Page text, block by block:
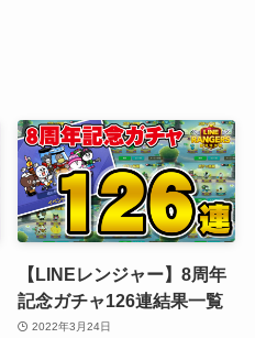
【LINEレンジャー】8周年
記念ガチャ126連結果一覧
2022年3月24日